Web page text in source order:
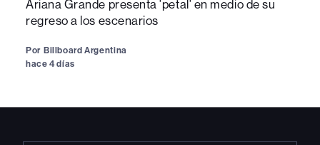
Ariana Grande presenta 'petal' en medio de su
regreso a los escenarios
Por Billboard Argentina
hace 4 días